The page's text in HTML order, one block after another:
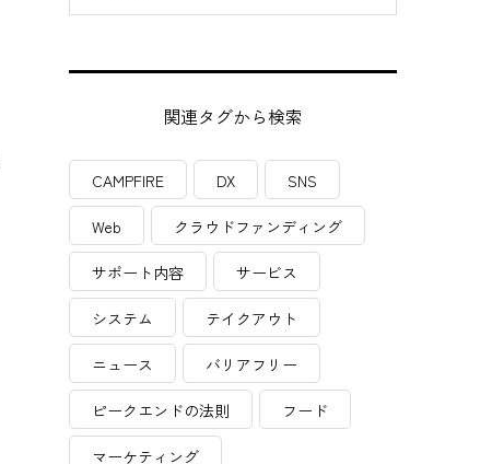
関連タグから検索
CAMPFIRE DX SNS
Web クラウドファンディング
サポート内容 サービス
システム テイクアウト
ニュース バリアフリー
ピークエンドの法則 フード
マーケティング